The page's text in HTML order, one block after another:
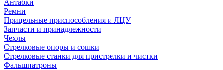
Антабки
Ремни
Прицельные приспособления и ЛЦУ
Запчасти и принадлежности
Чехлы
Стрелковые опоры и сошки
Стрелковые станки для пристрелки и чистки
Фальшпатроны